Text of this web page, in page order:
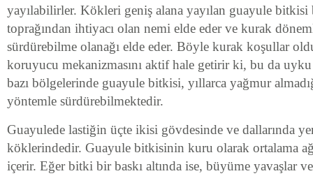
yayılabilirler. Kökleri geniş alana yayılan guayule bitkisi
toprağından ihtiyacı olan nemi elde eder ve kurak
sürdürebilme olanağı elde eder. Böyle kurak koşullar
koruyucu mekanizmasını aktif hale getirir ki, bu da
bazı bölgelerinde guayule bitkisi, yıllarca yağmur
yöntemle sürdürebilmektedir.
Guayulede lastiğin üçte ikisi gövdesinde ve dallarında
köklerindedir. Guayule bitkisinin kuru olarak ortalama
içerir. Eğer bitki bir baskı altında ise, büyüme yavaşlar